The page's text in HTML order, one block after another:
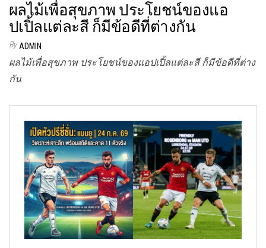
ผลไม้เพื่อสุขภาพ ประโยชน์ของแอ
ปเปิ้ลแต่ละสี ก็มีข้อดีที่ต่างกัน
By ADMIN
ผลไม้เพื่อสุขภาพ ประโยชน์ของแอปเปิ้ลแต่ละสี ก็มีข้อดีที่ต่าง
กัน